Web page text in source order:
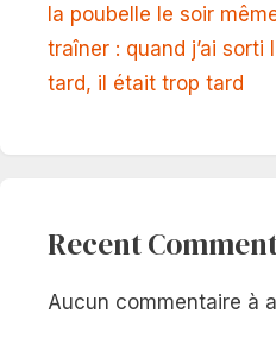
la poubelle le soir
traîner : quand j’ai
tard, il était trop tard
Recent
Aucun commentaire à